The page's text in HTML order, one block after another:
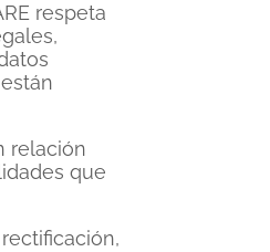
respeta
relación
que